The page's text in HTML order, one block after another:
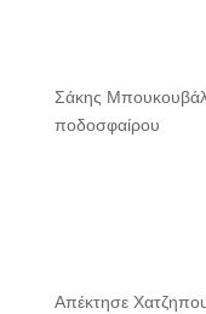
Σάκης
ποδοσφαίρου
Απέκτησε